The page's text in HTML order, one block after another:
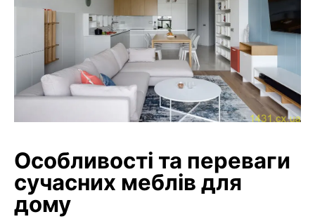
Особливості та переваги
сучасних меблів для
дому